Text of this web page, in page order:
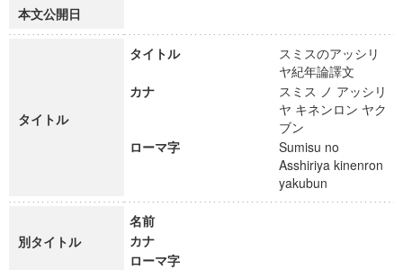
本文公開日
タイトル
タイトル
スミスのアッシリ
ヤ紀年論譯文
カナ
スミス ノ アッシリ
ヤ キネンロン ヤク
ブン
ローマ字
Sumisu no
Asshiriya kinenron
yakubun
別タイトル
名前
カナ
ローマ字